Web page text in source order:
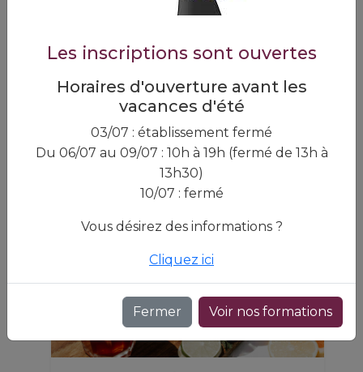
formez‑vous au métier de
fromager‑affineur !
En savoir plus
Les inscriptions sont ouvertes
Horaires d'ouverture avant les
vacances d'été
03/07 : établissement fermé
Du 06/07 au 09/07 : 10h à 19h (fermé de 13h à
13h30)
10/07 : fermé
Vous désirez des informations ?
Cliquez ici
Fermer Voir nos formations